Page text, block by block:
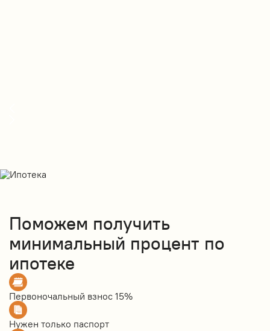
Поможем получить
минимальный процент по
ипотеке
Первоночальный взнос 15%
Нужен только паспорт